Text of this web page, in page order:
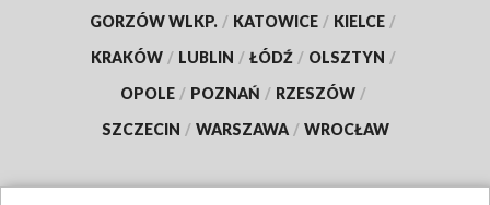
GORZÓW WLKP. / KATOWICE / KIELCE /
KRAKÓW / LUBLIN / ŁÓDŹ / OLSZTYN /
OPOLE / POZNAŃ / RZESZÓW /
SZCZECIN / WARSZAWA / WROCŁAW